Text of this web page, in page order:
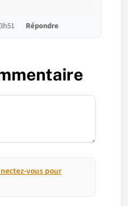
Répondre
vous pour